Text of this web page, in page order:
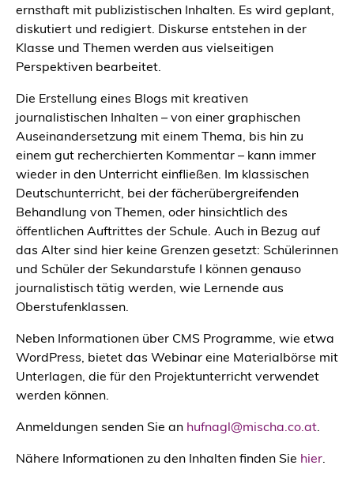
ernsthaft mit publizistischen Inhalten. Es wird geplant,
diskutiert und redigiert. Diskurse entstehen in der
Klasse und Themen werden aus vielseitigen
Perspektiven bearbeitet.
Die Erstellung eines Blogs mit kreativen
journalistischen Inhalten – von einer graphischen
Auseinandersetzung mit einem Thema, bis hin zu
einem gut recherchierten Kommentar – kann immer
wieder in den Unterricht einfließen. Im klassischen
Deutschunterricht, bei der fächerübergreifenden
Behandlung von Themen, oder hinsichtlich des
öffentlichen Auftrittes der Schule. Auch in Bezug auf
das Alter sind hier keine Grenzen gesetzt: Schülerinnen
und Schüler der Sekundarstufe I können genauso
journalistisch tätig werden, wie Lernende aus
Oberstufenklassen.
Neben Informationen über CMS Programme, wie etwa
WordPress, bietet das Webinar eine Materialbörse mit
Unterlagen, die für den Projektunterricht verwendet
werden können.
Anmeldungen senden Sie an hufnagl@mischa.co.at.
Nähere Informationen zu den Inhalten finden Sie hier.